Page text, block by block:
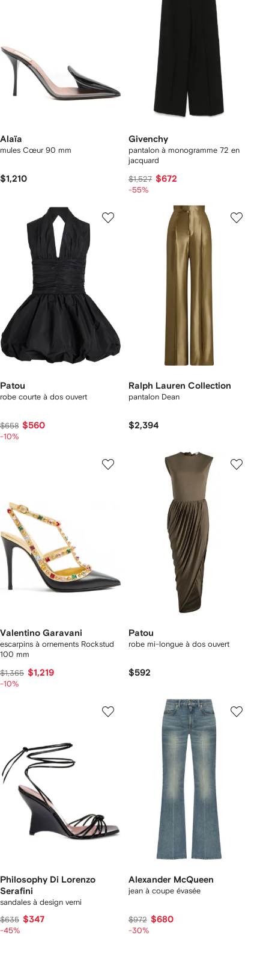
Alaïa
mules Cœur 90 mm
$1,210
Givenchy
pantalon à monogramme 72 en
jacquard
$1,527 $672
-55%
Patou
robe courte à dos ouvert
$658 $560
-10%
Ralph Lauren Collection
pantalon Dean
$2,394
Valentino Garavani
escarpins à ornements Rockstud
100 mm
$1,365 $1,219
-10%
Patou
robe mi-longue à dos ouvert
$592
Philosophy Di Lorenzo
Serafini
sandales à design verni
$635 $347
-45%
Alexander McQueen
jean à coupe évasée
$972 $680
-30%